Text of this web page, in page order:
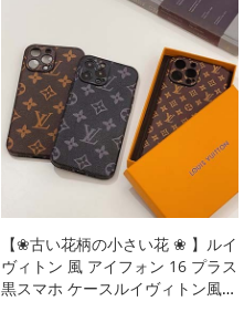
【❀古い花柄の小さい花 ❀ 】ルイ
ヴィトン 風 アイフォン 16 プラス
黒スマホ ケースルイヴィトン風